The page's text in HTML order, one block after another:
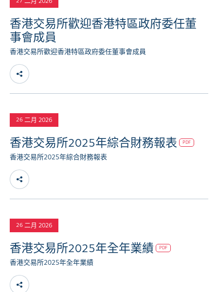
香港交易所歡迎香港特區政府委任董
事會成員
香港交易所歡迎香港特區政府委任董事會成員
26 二月 2026
香港交易所2025年綜合財務報表 PDF
香港交易所2025年綜合財務報表
26 二月 2026
香港交易所2025年全年業績 PDF
香港交易所2025年全年業績